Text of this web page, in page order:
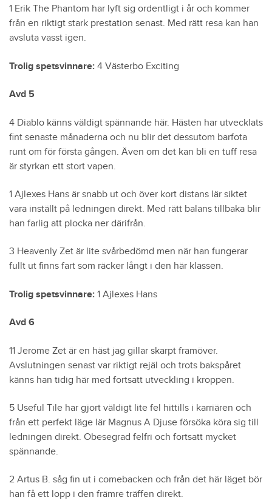
1 Erik The Phantom har lyft sig ordentligt i år och kommer
från en riktigt stark prestation senast. Med rätt resa kan han
avsluta vasst igen.
Trolig spetsvinnare: 4 Västerbo Exciting
Avd 5
4 Diablo känns väldigt spännande här. Hästen har utvecklats
fint senaste månaderna och nu blir det dessutom barfota
runt om för första gången. Även om det kan bli en tuff resa
är styrkan ett stort vapen.
1 Ajlexes Hans är snabb ut och över kort distans lär siktet
vara inställt på ledningen direkt. Med rätt balans tillbaka blir
han farlig att plocka ner därifrån.
3 Heavenly Zet är lite svårbedömd men när han fungerar
fullt ut finns fart som räcker långt i den här klassen.
Trolig spetsvinnare: 1 Ajlexes Hans
Avd 6
11 Jerome Zet är en häst jag gillar skarpt framöver.
Avslutningen senast var riktigt rejäl och trots bakspåret
känns han tidig här med fortsatt utveckling i kroppen.
5 Useful Tile har gjort väldigt lite fel hittills i karriären och
från ett perfekt läge lär Magnus A Djuse försöka köra sig till
ledningen direkt. Obesegrad felfri och fortsatt mycket
spännande.
2 Artus B. såg fin ut i comebacken och från det här läget bör
han få ett lopp i den främre träffen direkt.